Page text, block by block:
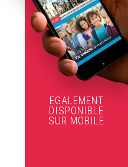
EGALEMENT
DISPONIBLE
SUR MOBILE